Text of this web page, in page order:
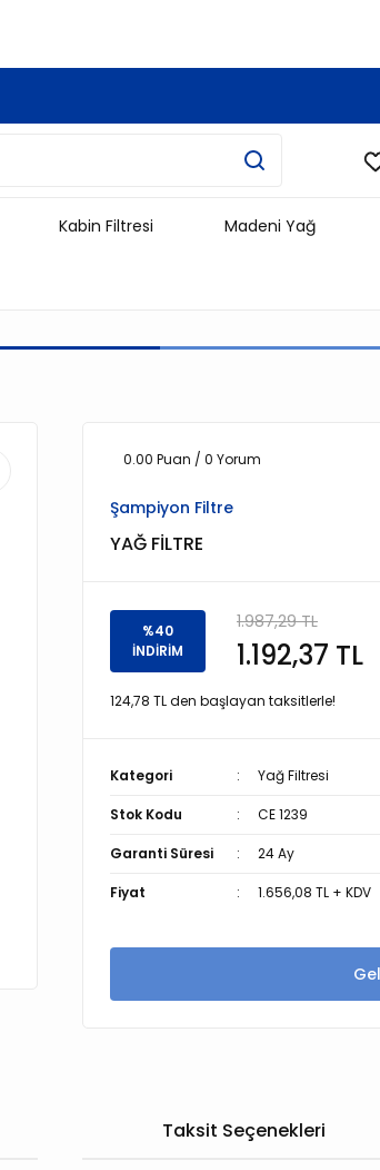
Kabin Filtresi Madeni Yağ
0.00 Puan / 0 Yorum
Şampiyon Filtre
YAĞ FİLTRE
%40
İNDİRİM
1.987,29 TL
1.192,37 TL
124,78 TL den başlayan taksitlerle!
Kategori Yağ Filtresi
Stok Kodu CE 1239
Garanti Süresi 24 Ay
Fiyat 1.656,08 TL + KDV
Taksit Seçenekleri